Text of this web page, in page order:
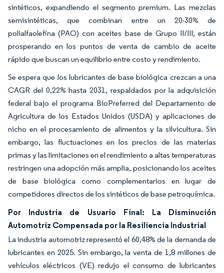
sintéticos, expandiendo el segmento premium. Las mezclas
semisintéticas, que combinan entre un 20-30% de
polialfaolefina (PAO) con aceites base de Grupo II/III, están
prosperando en los puntos de venta de cambio de aceite
rápido que buscan un equilibrio entre costo y rendimiento.
Se espera que los lubricantes de base biológica crezcan a una
CAGR del 0,22% hasta 2031, respaldados por la adquisición
federal bajo el programa BioPreferred del Departamento de
Agricultura de los Estados Unidos (USDA) y aplicaciones de
nicho en el procesamiento de alimentos y la silvicultura. Sin
embargo, las fluctuaciones en los precios de las materias
primas y las limitaciones en el rendimiento a altas temperaturas
restringen una adopción más amplia, posicionando los aceites
de base biológica como complementarios en lugar de
competidores directos de los sintéticos de base petroquímica.
Por Industria de Usuario Final: La Disminución
Automotriz Compensada por la Resiliencia Industrial
La industria automotriz representó el 60,48% de la demanda de
lubricantes en 2025. Sin embargo, la venta de 1,8 millones de
vehículos eléctricos (VE) redujo el consumo de lubricantes